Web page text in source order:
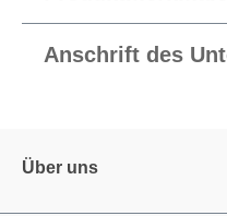
Anschrift des
Über uns